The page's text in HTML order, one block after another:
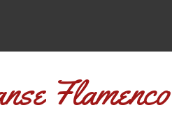
Flamenco